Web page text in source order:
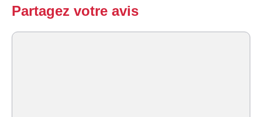
Partagez votre avis
Commentaire